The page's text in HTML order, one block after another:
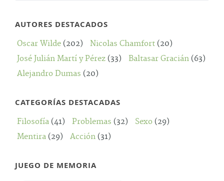
AUTORES DESTACADOS
Oscar Wilde (202) Nicolas Chamfort (20)
José Julián Martí y Pérez (33) Baltasar Gracián (63)
Alejandro Dumas (20)
CATEGORÍAS DESTACADAS
Filosofía (41) Problemas (32) Sexo (29)
Mentira (29) Acción (31)
JUEGO DE MEMORIA